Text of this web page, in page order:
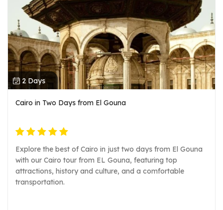
2 Days
Cairo in Two Days from El Gouna
Explore the best of Cairo in just two days from El Gouna
with our Cairo tour from EL Gouna, featuring top
attractions, history and culture, and a comfortable
transportation.